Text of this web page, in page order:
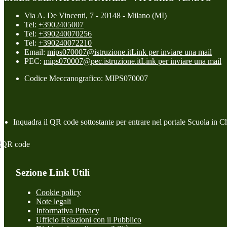
Via A. De Vincenti, 7 - 20148 - Milano (MI)
Tel: +3902405007
Tel: +390240070256
Tel: +390240072210
Email: mips070007@istruzione.itLink per inviare una mail
PEC: mips070007@pec.istruzione.itLink per inviare una mail
Codice Meccanografico: MIPS070007
Inquadra il QR code sottostante per entrare nel portale Scuola in
Sezione Link Utili
Cookie policy
Note legali
Informativa Privacy
Ufficio Relazioni con il Pubblico